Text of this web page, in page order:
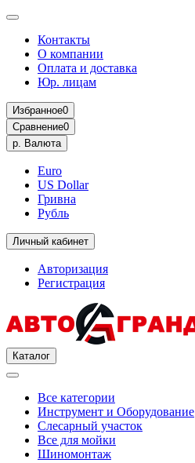
Контакты
О компании
Оплата и доставка
Юр. лицам
Избранное0
Сравнение0
р. Валюта
Euro
US Dollar
Гривна
Рубль
Личный кабинет
Авторизация
Регистрация
Каталог
Все категории
Инструмент и Оборудование
Слесарный участок
Все для мойки
Шиномонтаж